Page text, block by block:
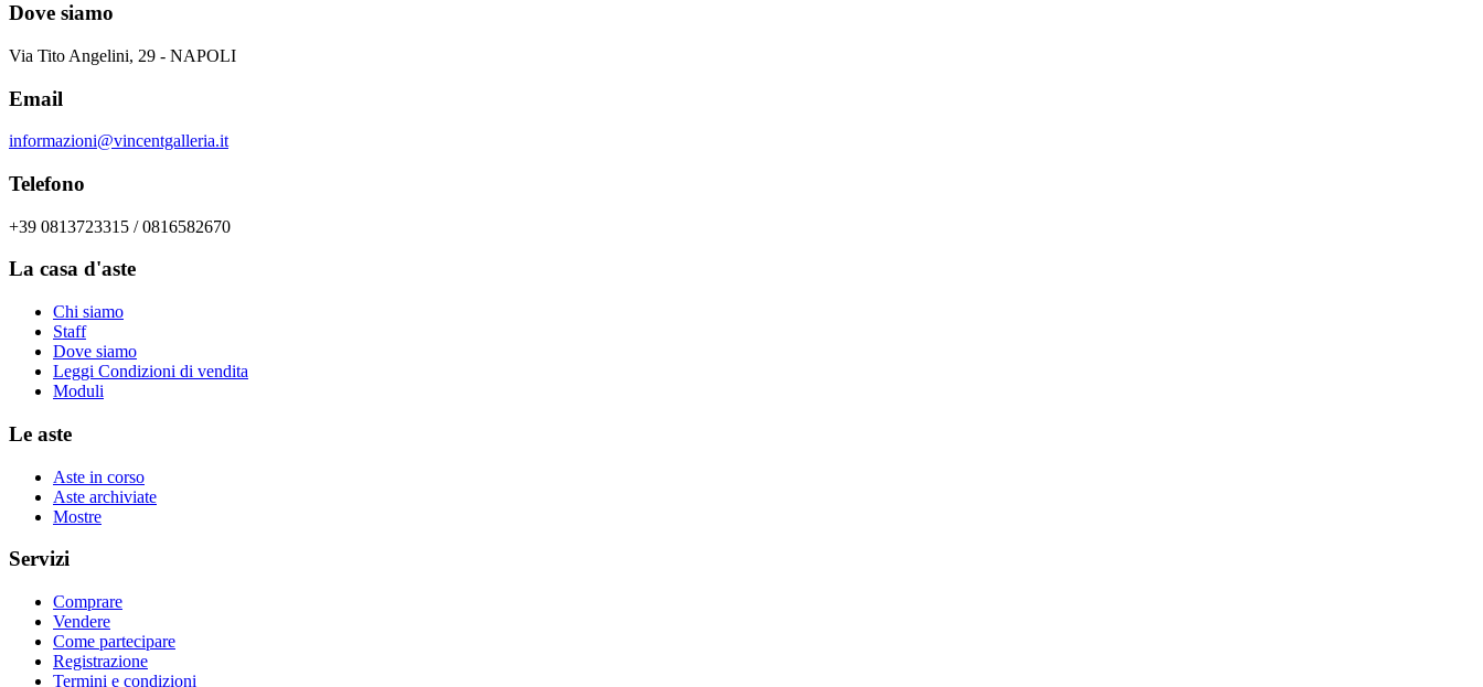
Dove siamo
Via Tito Angelini, 29 - NAPOLI
Email
informazioni@vincentgalleria.it
Telefono
+39 0813723315 / 0816582670
La casa d'aste
Chi siamo
Staff
Dove siamo
Leggi Condizioni di vendita
Moduli
Le aste
Aste in corso
Aste archiviate
Mostre
Servizi
Comprare
Vendere
Come partecipare
Registrazione
Termini e condizioni